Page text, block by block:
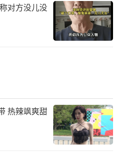
对方没儿没
热辣飒爽甜